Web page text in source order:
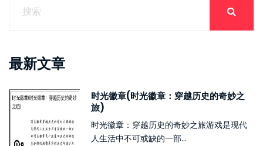
最新文章
时光徽章(时光徽章：穿越历史的奇妙之
旅)
时光徽章：穿越历史的奇妙之旅游戏是现代
人生活中不可或缺的一部...